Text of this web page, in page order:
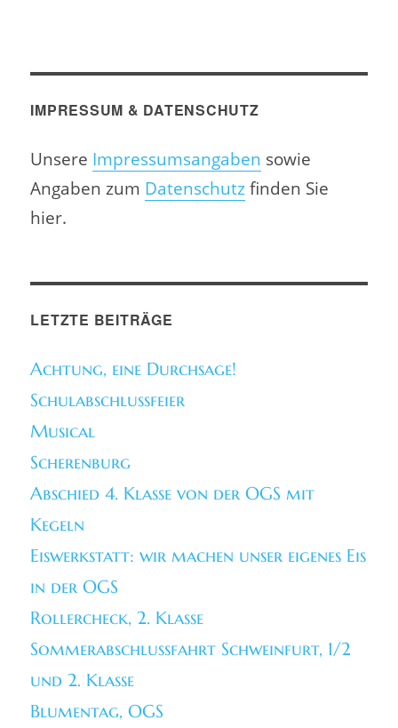
IMPRESSUM & DATENSCHUTZ
Unsere Impressumsangaben sowie
Angaben zum Datenschutzfinden Sie
hier.
LETZTE BEITRÄGE
Achtung, eine Durchsage!
Schulabschlussfeier
Musical
Scherenburg
Abschied 4. Klasse von der OGS mit
Kegeln
Eiswerkstatt: wir machen unser eigenes Eis
in der OGS
Rollercheck, 2. Klasse
Sommerabschlussfahrt Schweinfurt, 1/2
und 2. Klasse
Blumentag, OGS